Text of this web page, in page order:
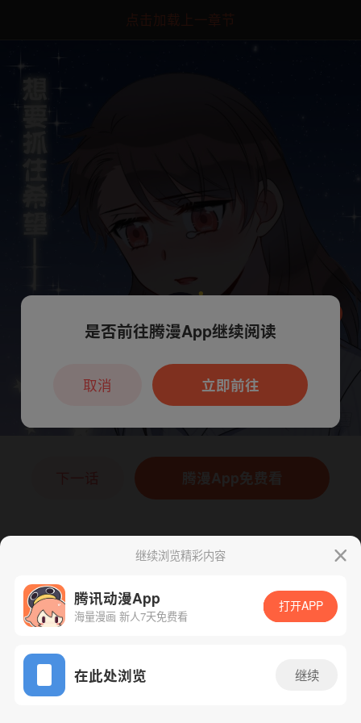
点击加载上一章节
App免费看
腾漫App免费看
继续浏览精彩内容
腾讯动漫App
海量漫画 新人7天免费看
打开APP
在此处浏览 继续
本章节仅支持App阅读，可打开App新用
户7天免费看
是否前往腾漫App继续阅读
立即前往
取消